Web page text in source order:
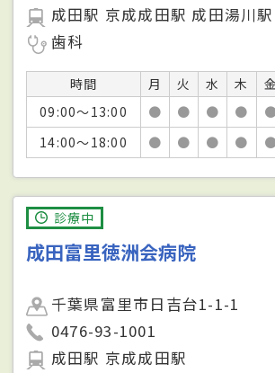
成田駅 京成成田駅 成田湯川
歯科
時間 月 火 水 木 金
09:00～13:00
● ● ● ●
14:00～18:00
● ● ● ●
診療中
成田富里徳洲会病院
千葉県富里市日吉台1-1-1
0476-93-1001
成田駅 京成成田駅